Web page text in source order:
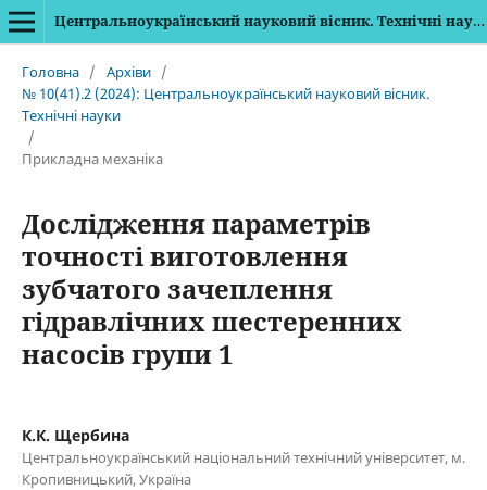
Центральноукраїнський науковий вісник. Технічні науки
Головна / Архіви /
№ 10(41).2 (2024): Центральноукраїнський науковий вісник.
Технічні науки
/
Прикладна механіка
Дослідження параметрів
точності виготовлення
зубчатого зачеплення
гідравлічних шестеренних
насосів групи 1
К.К. Щербина
Центральноукраїнський національний технічний університет, м.
Кропивницький, Україна